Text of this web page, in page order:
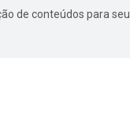
de conteúdos para seu